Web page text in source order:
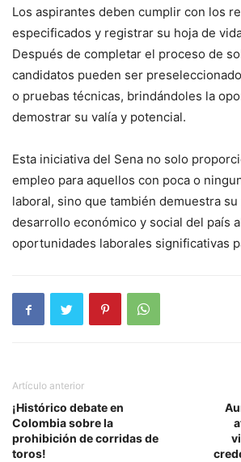
Los aspirantes deben cumplir con los
especificados y registrar su hoja de
Después de completar el proceso de
candidatos pueden ser
o pruebas técnicas, brindándoles la
demostrar su valía y potencial.
Esta iniciativa del Sena no solo
empleo para aquellos con poca o
laboral, sino que también demuestra
desarrollo económico y social del país
oportunidades laborales significativas
Artículo anterior
¡Histórico debate en
Colombia sobre la
prohibición de corridas de
toros!